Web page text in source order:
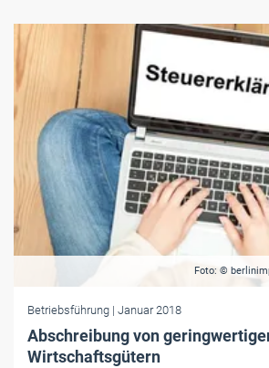
Foto: ©
Betriebsführung | Januar 2018
Abschreibung von
Wirtschaftsgütern